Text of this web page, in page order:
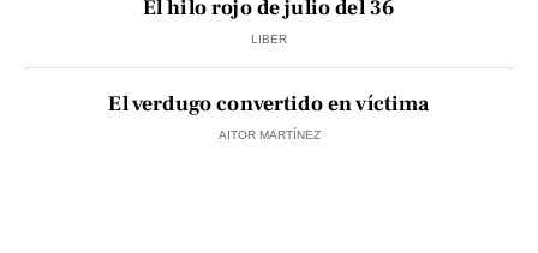
El hilo rojo de julio del 36
LIBER
El verdugo convertido en víctima
AITOR MARTÍNEZ